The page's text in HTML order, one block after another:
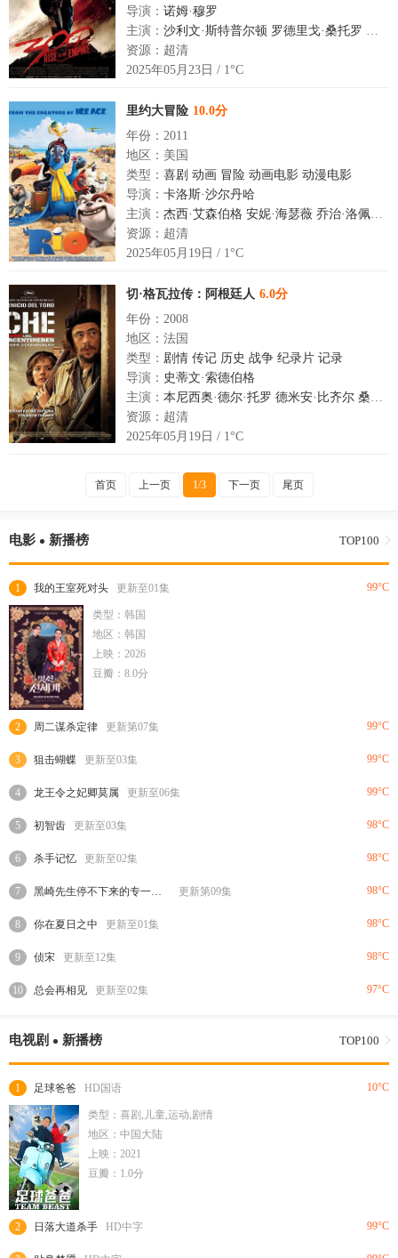
导演： 诺姆·穆罗
主演： 沙利文·斯特普尔顿 罗德里戈·桑托罗 伊娃
资源：超清
2025年05月23日 / 1°C
里约大冒险 10.0分
年份：2011
地区：美国
类型： 喜剧 动画 冒险 动画电影 动漫电影
导演： 卡洛斯·沙尔丹哈
主演： 杰西·艾森伯格 安妮·海瑟薇 乔治·洛佩兹
资源：超清
2025年05月19日 / 1°C
切·格瓦拉传：阿根廷人 6.0分
年份：2008
地区：法国
类型： 剧情 传记 历史 战争 纪录片 记录
导演： 史蒂文·索德伯格
主演： 本尼西奥·德尔·托罗 德米安·比齐尔 桑地亚哥·卡布瑞拉
资源：超清
2025年05月19日 / 1°C
首页 上一页 1/3 下一页 尾页
电影 新播榜 TOP100
1 我的王室死对头 更新至01集 99°C
类型：韩国
地区：韩国
上映：2026
豆瓣：8.0分
2 周二谋杀定律 更新第07集 99°C
3 狙击蝴蝶 更新至03集 99°C
4 龙王令之妃卿莫属 更新至06集 99°C
5 初智齿 更新至03集 98°C
6 杀手记忆 更新至02集 98°C
7 黑崎先生停不下来的专一之爱 更新第09集 98°C
8 你在夏日之中 更新至01集 98°C
9 侦宋 更新至12集 98°C
10 总会再相见 更新至02集 97°C
电视剧 新播榜 TOP100
1 足球爸爸 HD国语 10°C
类型：喜剧,儿童,运动,剧情
地区：中国大陆
上映：2021
豆瓣：1.0分
2 日落大道杀手 HD中字 99°C